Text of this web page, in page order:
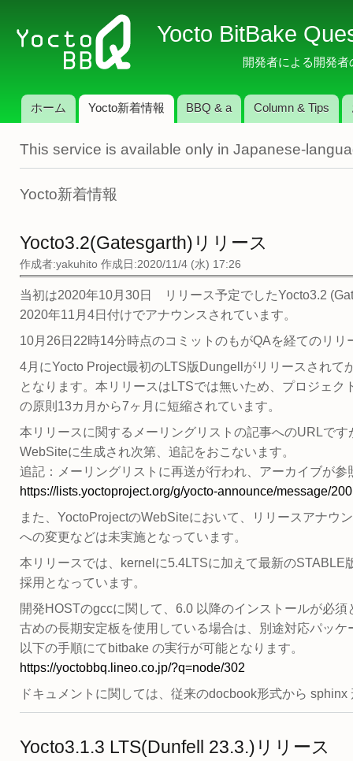
イ
コ
テ
ツ
に
Yocto BitBake
開発者による開発
メインメニュー
ホーム Yocto新着情報 BBQ & a Column & Tips
This service is available only in Japanese-
Yocto新着情報
Yocto3.2(Gatesgarth)リリース
作成者:yakuhito 作成日:2020/11/4 (水) 17:26
当初は2020年10月30日 リリース予定でしたYocto3.2
2020年11月4日付けでアナウンスされています。
10月26日22時14分時点のコミットのもがQAを経てのリリ
4月にYocto Project最初のLTS版Dungellがリリースされて
となります。本リリースはLTSでは無いため、プロジェ
の原則13カ月から7ヶ月に短縮されています。
本リリースに関するメーリングリストの記事へのURLで
WebSiteに生成され次第、追記をおこないます。
追記：メーリングリストに再送が行われ、アーカイブが参
https://lists.yoctoproject.org/g/yocto-announce/message/200
また、YoctoProjectのWebSiteにおいて、リリースアナウ
への変更などは未実施となっています。
本リリースでは、kernelに5.4LTSに加えて最新のSTABLE
採用となっています。
開発HOSTのgccに関して、6.0 以降のインストールが必
古めの長期安定板を使用している場合は、別途対応パッ
以下の手順にてbitbake の実行が可能となります。
https://yoctobbq.lineo.co.jp/?q=node/302
ドキュメントに関しては、従来のdocbook形式から
Yocto3.1.3 LTS(Dunfell 23.3.)リリース